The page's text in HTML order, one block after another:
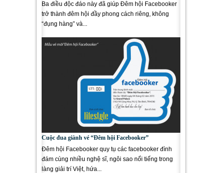
Ba điều độc đáo này đã giúp Đêm hội Facebooker
trở thành đêm hội đầy phong cách riêng, không
“đụng hàng” và...
Cuộc đua giành vé “Đêm hội Facebooker”
Đêm hội Facebooker quy tụ các facebooker đình
đám cùng nhiều nghệ sĩ, ngôi sao nổi tiếng trong
làng giải trí Việt, hứa...